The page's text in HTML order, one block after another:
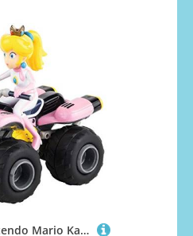
Carrera RC Nintendo Mario Kart 8 Peach Quad │ Ferngesteuertes Auto ab 6 Jahren für drinnen & draußen │ Mini Mario Kart Auto mit Fernbedienung zum Mitnehmen │ Spielzeug für Kinder & Erwachsene, Rosa/Schwarz